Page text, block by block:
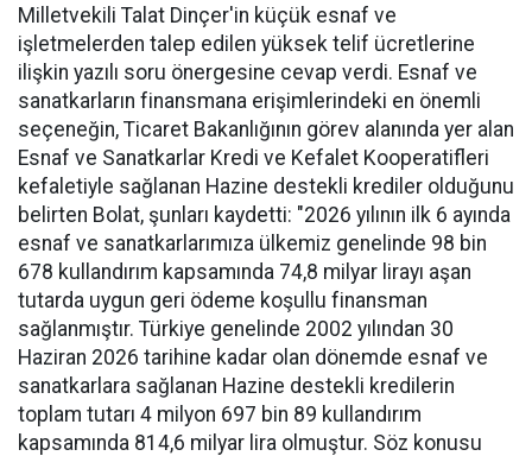
Milletvekili Talat Dinçer'in küçük esnaf ve
işletmelerden talep edilen yüksek telif ücretlerine
ilişkin yazılı soru önergesine cevap verdi. Esnaf ve
sanatkarların finansmana erişimlerindeki en önemli
seçeneğin, Ticaret Bakanlığının görev alanında yer alan
Esnaf ve Sanatkarlar Kredi ve Kefalet Kooperatifleri
kefaletiyle sağlanan Hazine destekli krediler olduğunu
belirten Bolat, şunları kaydetti: "2026 yılının ilk 6 ayında
esnaf ve sanatkarlarımıza ülkemiz genelinde 98 bin
678 kullandırım kapsamında 74,8 milyar lirayı aşan
tutarda uygun geri ödeme koşullu finansman
sağlanmıştır. Türkiye genelinde 2002 yılından 30
Haziran 2026 tarihine kadar olan dönemde esnaf ve
sanatkarlara sağlanan Hazine destekli kredilerin
toplam tutarı 4 milyon 697 bin 89 kullandırım
kapsamında 814,6 milyar lira olmuştur. Söz konusu